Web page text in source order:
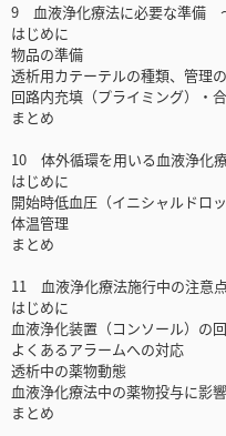
9 血液浄化療法に必要な準備
はじめに
物品の準備
透析用カテーテルの種類、管理
回路内充填（プライミング）・
まとめ
10 体外循環を用いる血液浄化
はじめに
開始時低血圧（イニシャルドロ
体温管理
まとめ
11 血液浄化療法施行中の注意点
はじめに
血液浄化装置（コンソール）の
よくあるアラームへの対応
透析中の薬物動態
血液浄化療法中の薬物投与に影
まとめ